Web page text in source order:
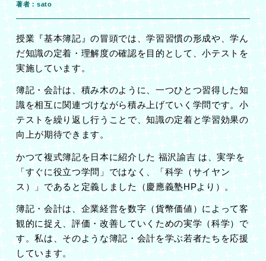
著者：sato
授業『基本簿記』の冒頭では、学習習慣の形成や、学ん
だ知識の定着・理解度の確認を目的として、小テストを
実施しています。
簿記・会計は、積み木のように、一つひとつ習得した知
識を相互に関連づけながら積み上げていく学問です。小
テストを繰り返し行うことで、知識の定着と学習効果の
向上が期待できます。
かつて複式簿記を日本に紹介した 福沢諭吉 は、実学を
「すぐに役立つ学問」ではなく、「科学（サイヤン
ス）」であると定義しました（慶應義塾HPより）。
簿記・会計は、企業経営を数字（貨幣価値）によって客
観的に捉え、評価・改善していくための実学（科学）で
す。私は、そのような簿記・会計を学ぶ若者たちを応援
しています。